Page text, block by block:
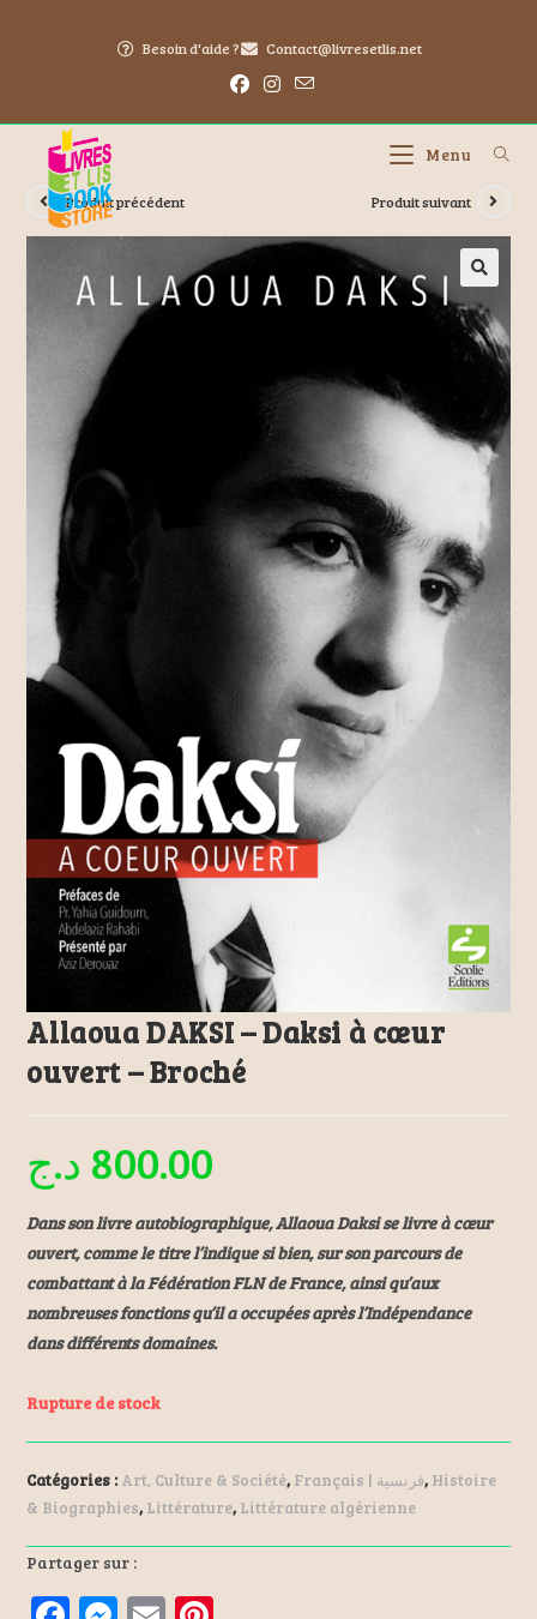
Besoin d'aide ? Contact@livresetlis.net
Menu
Produit précédent Produit suivant
Allaoua DAKSI – Daksi à cœur
ouvert – Broché
800.00 د.ج
Dans son livre autobiographique, Allaoua Daksi se livre à cœur
ouvert, comme le titre l’indique si bien, sur son parcours de
combattant à la Fédération FLN de France, ainsi qu’aux
nombreuses fonctions qu’il a occupées après l’Indépendance
dans différents domaines.
Rupture de stock
Catégories : Art, Culture & Société, Français | فرنسية, Histoire
& Biographies, Littérature, Littérature algérienne
Partager sur :